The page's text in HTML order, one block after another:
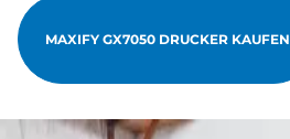
MAXIFY GX7050 DRUCKER KAUFEN